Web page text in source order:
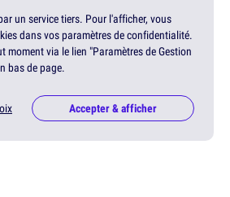
un service tiers. Pour l'afficher, vous
dans vos paramètres de confidentialité.
moment via le lien "Paramètres de Gestion
bas de page.
Accepter & afficher